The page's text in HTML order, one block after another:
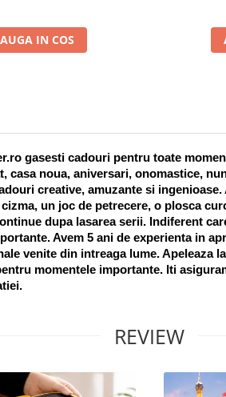
IN COS
gasesti cadouri pentru toate
casa noua, aniversari, onomastice,
creative, amuzante si
cizma, un joc de petrecere, o plosca
dupa lasarea serii. Indiferent
Avem 5 ani de experienta in
venite din intreaga lume. Apeleaza
momentele importante. Iti
REVIEW